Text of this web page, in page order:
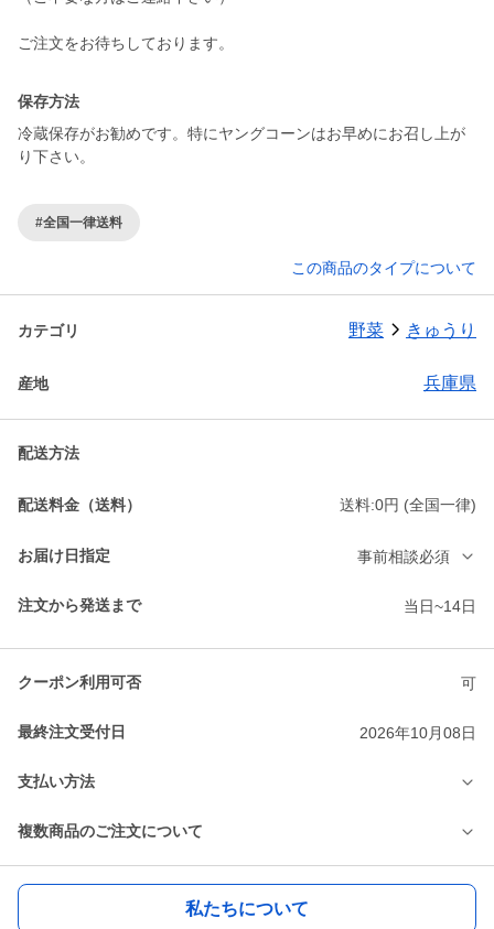
ご注文をお待ちしております。
保存方法
冷蔵保存がお勧めです。特にヤングコーンはお早めにお召し上が
り下さい。
#全国一律送料
この商品のタイプについて
カテゴリ 野菜 きゅうり
産地 兵庫県
配送方法
配送料金（送料） 送料:0円 (全国一律)
お届け日指定 事前相談必須
注文から発送まで 当日~14日
クーポン利用可否 可
最終注文受付日 2026年10月08日
支払い方法
複数商品のご注文について
私たちについて